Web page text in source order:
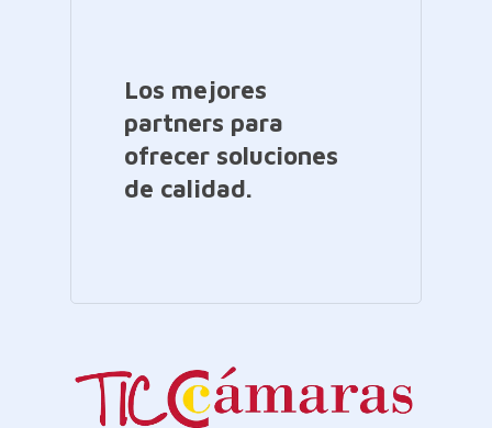
Los mejores
partners para
ofrecer soluciones
de calidad.